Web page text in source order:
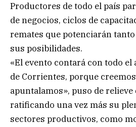
Productores de todo el país
de negocios, ciclos de
remates que potenciarán
sus posibilidades.
«El evento contará con todo el
de Corrientes, porque
apuntalamos», puso de relieve
ratificando una vez más su
sectores productivos, como